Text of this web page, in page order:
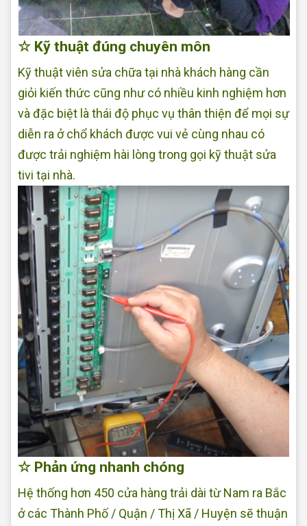
☆ Kỹ thuật đúng chuyên môn
Kỹ thuật viên sửa chữa tại nhà khách hàng cần
giỏi kiến thức cũng như có nhiều kinh nghiệm hơn
và đặc biệt là thái độ phục vụ thân thiện để mọi sự
diễn ra ở chổ khách được vui vẻ cùng nhau có
được trải nghiệm hài lòng trong gọi kỹ thuật sửa
tivi tại nhà.
☆ Phản ứng nhanh chóng
Hệ thống hơn 450 cửa hàng trải dài từ Nam ra Bắc
ở các Thành Phố / Quận / Thị Xã / Huyện sẽ thuận